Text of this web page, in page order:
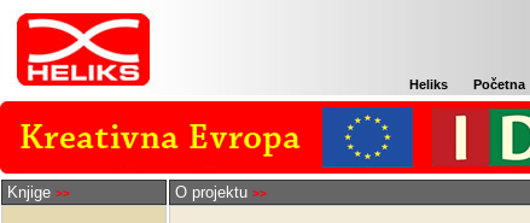
Heliks Početna
Knjige >> O projektu >>